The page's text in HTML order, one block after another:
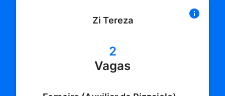
Zi Tereza
2
Vagas